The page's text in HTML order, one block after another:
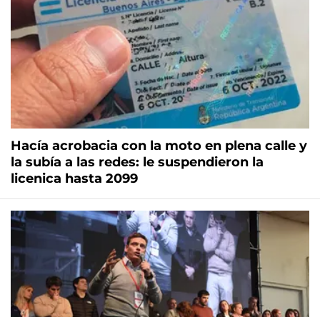
Hacía acrobacia con la moto en plena calle y
la subía a las redes: le suspendieron la
licenica hasta 2099